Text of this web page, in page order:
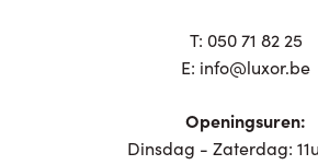
T: 050 71 82 25
E: info@luxor.be
Openingsuren:
Dinsdag - Zaterdag: